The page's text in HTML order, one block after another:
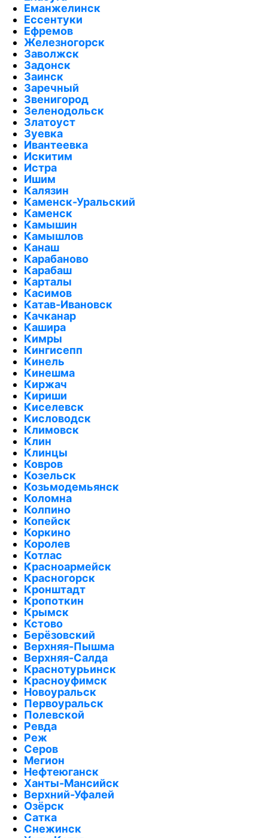
Еманжелинск
Ессентуки
Ефремов
Железногорск
Заволжск
Задонск
Заинск
Заречный
Звенигород
Зеленодольск
Златоуст
Зуевка
Ивантеевка
Искитим
Истра
Ишим
Калязин
Каменск-Уральский
Каменск
Камышин
Камышлов
Канаш
Карабаново
Карабаш
Карталы
Касимов
Катав-Ивановск
Качканар
Кашира
Кимры
Кингисепп
Кинель
Кинешма
Киржач
Кириши
Киселевск
Кисловодск
Климовск
Клин
Клинцы
Ковров
Козельск
Козьмодемьянск
Коломна
Колпино
Копейск
Коркино
Королев
Котлас
Красноармейск
Красногорск
Кронштадт
Кропоткин
Крымск
Кстово
Берёзовский
Верхняя-Пышма
Верхняя-Салда
Краснотурьинск
Красноуфимск
Новоуральск
Первоуральск
Полевской
Ревда
Реж
Серов
Мегион
Нефтеюганск
Ханты-Мансийск
Верхний-Уфалей
Озёрск
Сатка
Снежинск